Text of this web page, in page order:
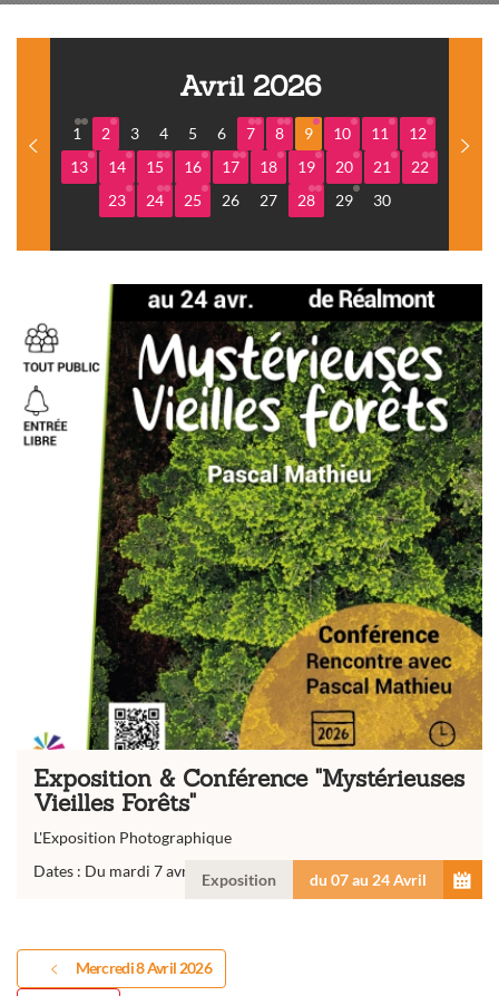
Avril 2026
1 2 3 4 5 6 7 8 9 10 11
12
13
14 15 16 17 18 19 20 21
22
23
24 25 26 27 28 29 30
Exposition & Conférence "Mystérieuses
Vieilles Forêts"
L'Exposition Photographique
Dates : Du mardi 7 avril au vendredi 24 avril...
Exposition du 07 au 24 Avril
Mercredi 8 Avril 2026